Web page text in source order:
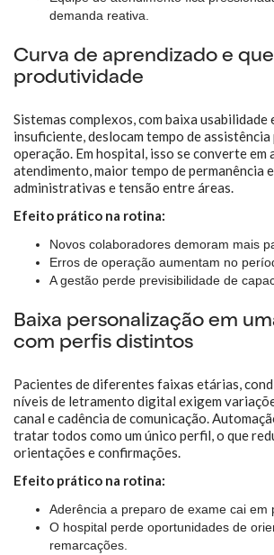
demanda reativa.
Curva de aprendizado e
produtividade
Sistemas complexos, com baixa
insuficiente, deslocam tempo de
operação. Em hospital, isso se converte em
atendimento, maior tempo de permanência
administrativas e tensão entre áreas.
Efeito prático na rotina:
Novos colaboradores demoram mais
Erros de operação aumentam no
A gestão perde previsibilidade de
Baixa personalização em
com perfis distintos
Pacientes de diferentes faixas etárias,
níveis de letramento digital exigem
canal e cadência de comunicação.
tratar todos como um único perfil, o que
orientações e confirmações.
Efeito prático na rotina:
Aderência a preparo de exame cai em
O hospital perde oportunidades de
remarcações.